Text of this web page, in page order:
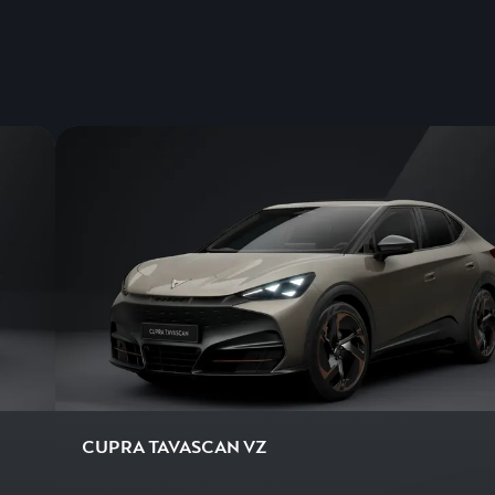
CUPRA TAVASCAN VZ